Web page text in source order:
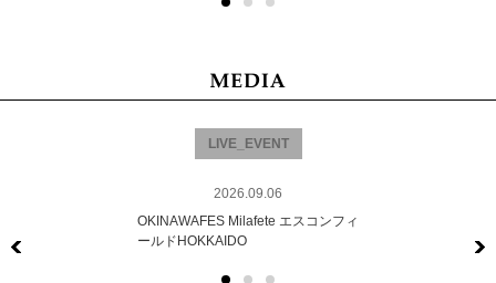
LIVE_EVENT
2026.09.06
OKINAWAFES Milafete エスコンフィ
ールドHOKKAIDO